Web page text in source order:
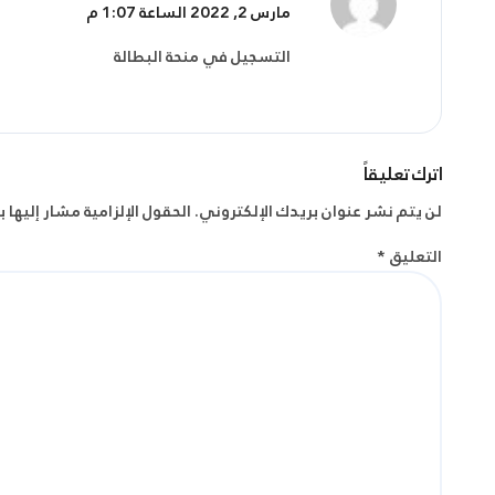
مارس 2, 2022 الساعة 1:07 م
التسجيل في منحة البطالة
اترك تعليقاً
لن يتم نشر عنوان بريدك الإلكتروني.الحقول الإلزامية مشار إليها
التعليق*